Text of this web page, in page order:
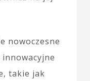
nowoczesne
takie jak